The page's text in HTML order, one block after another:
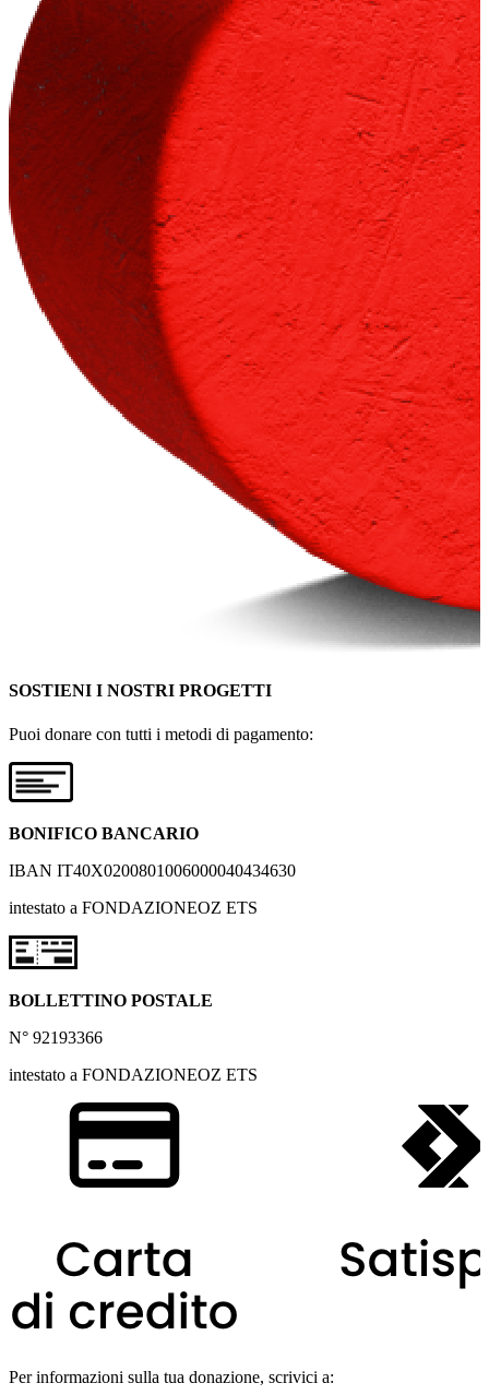
SOSTIENI I NOSTRI PROGETTI
Puoi donare con tutti i metodi di pagamento:
BONIFICO BANCARIO
IBAN IT40X0200801006000040434630
intestato a FONDAZIONEOZ ETS
BOLLETTINO POSTALE
N° 92193366
intestato a FONDAZIONEOZ ETS
Per informazioni sulla tua donazione, scrivici a: